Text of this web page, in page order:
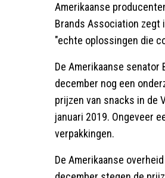
Amerikaanse
Brands Association zegt
"echte oplossingen die
De Amerikaanse senator
december nog een
prijzen van snacks in de
januari 2019. Ongeveer
verpakkingen.
De Amerikaanse